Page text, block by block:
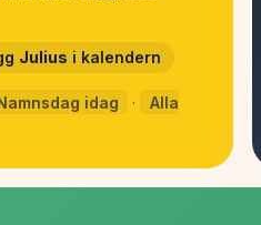
Julius i kalendern
idag ·
Alla